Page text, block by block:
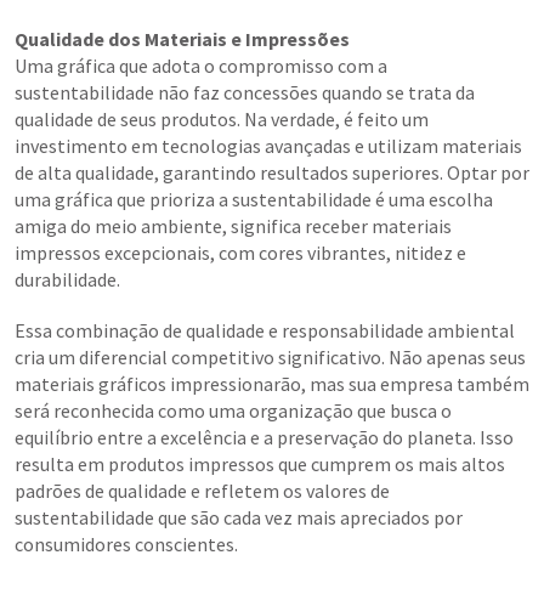
Qualidade dos Materiais e Impressões
Uma gráfica que adota o compromisso com a
sustentabilidade não faz concessões quando se trata da
qualidade de seus produtos. Na verdade, é feito um
investimento em tecnologias avançadas e utilizam materiais
de alta qualidade, garantindo resultados superiores. Optar por
uma gráfica que prioriza a sustentabilidade é uma escolha
amiga do meio ambiente, significa receber materiais
impressos excepcionais, com cores vibrantes, nitidez e
durabilidade.
Essa combinação de qualidade e responsabilidade ambiental
cria um diferencial competitivo significativo. Não apenas seus
materiais gráficos impressionarão, mas sua empresa também
será reconhecida como uma organização que busca o
equilíbrio entre a excelência e a preservação do planeta. Isso
resulta em produtos impressos que cumprem os mais altos
padrões de qualidade e refletem os valores de
sustentabilidade que são cada vez mais apreciados por
consumidores conscientes.